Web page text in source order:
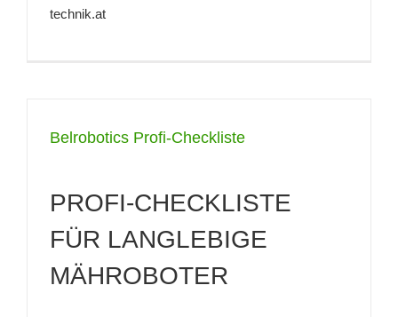
technik.at
Belrobotics Profi-Checkliste
PROFI-CHECKLISTE
FÜR LANGLEBIGE
MÄHROBOTER